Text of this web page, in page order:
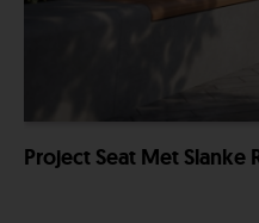
Project Seat Met Slanke